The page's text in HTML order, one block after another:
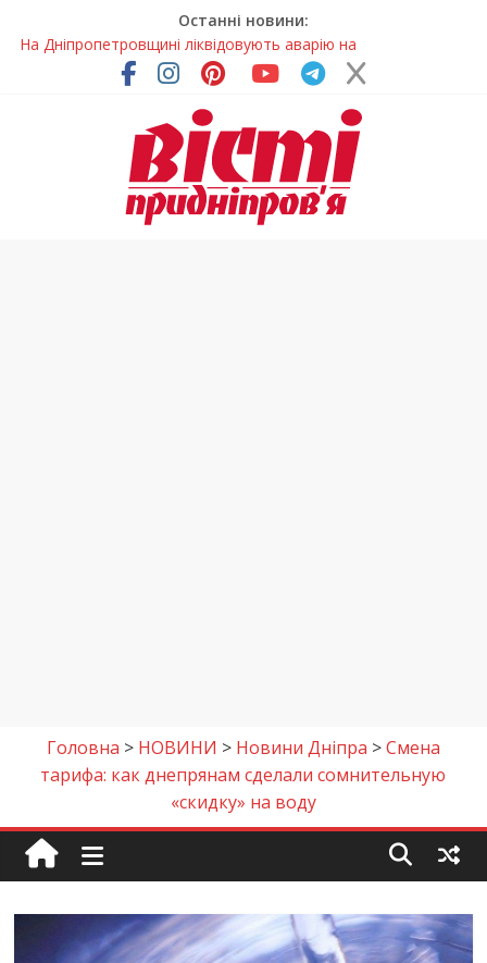
Останні новини:
На Дніпропетровщині ліквідовують аварію на
магістральному водогоні
Спортсменка з Кам’янського встановила рекорд
Дніпропетровщини з пауерліфтингу
Приховав майно та доходи: на Дніпропетровщині депутата
сільради визнали винним
На Дніпропетровщині зафіксували рясне цвітіння рідкісних
рослин (фото)
Головна > НОВИНИ > Новини Дніпра >Смена
тарифа: как днепрянам сделали сомнительную
«скидку» на воду